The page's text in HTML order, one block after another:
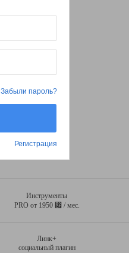
Инструменты
PRO от 1950 ⃏ / мес.
Линк+
социальный плагин
Регистрация
Забыли пароль?